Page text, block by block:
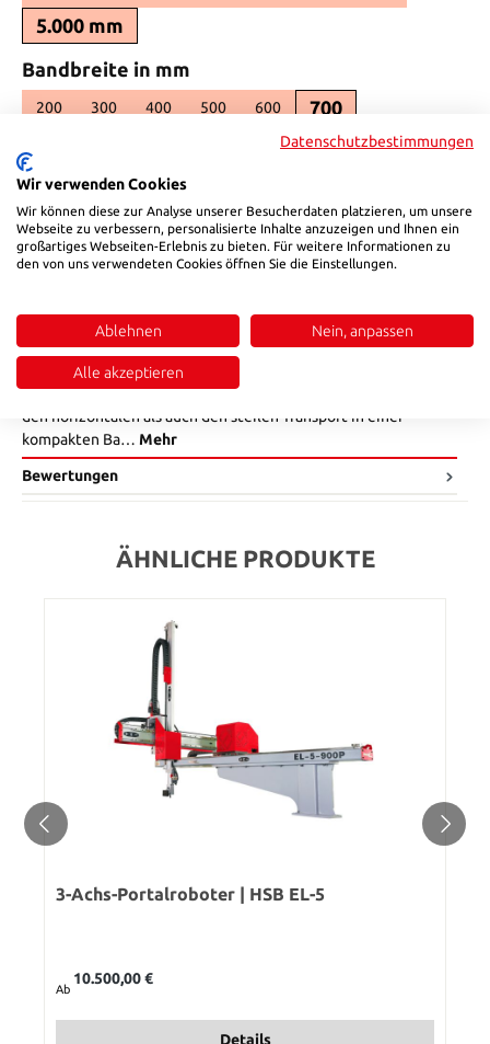
5.000 mm
Bandbreite in mm
200 300 400 500 600 700
Beschreibung
und automatisierte Materialflüsse Der Z-Förderer von HSB ist
die ideale Lösung für den effizienten Transport von
Werkstücken über mehrere Ebenen hinweg. Durch seine
charakteristische Z-Form ermöglicht dieses Förderband sowohl
den horizontalen als auch den steilen Transport in einer
kompakten Ba… Mehr
Bewertungen
ÄHNLICHE PRODUKTE
3-Achs-Portalroboter | HSB EL-5
Ab
10.500,00 €
Details
Datenschutzbestimmungen
Wir verwenden Cookies
Wir können diese zur Analyse unserer Besucherdaten platzieren, um unsere
Webseite zu verbessern, personalisierte Inhalte anzuzeigen und Ihnen ein
großartiges Webseiten-Erlebnis zu bieten. Für weitere Informationen zu
den von uns verwendeten Cookies öffnen Sie die Einstellungen.
Ablehnen Nein, anpassen
Alle akzeptieren